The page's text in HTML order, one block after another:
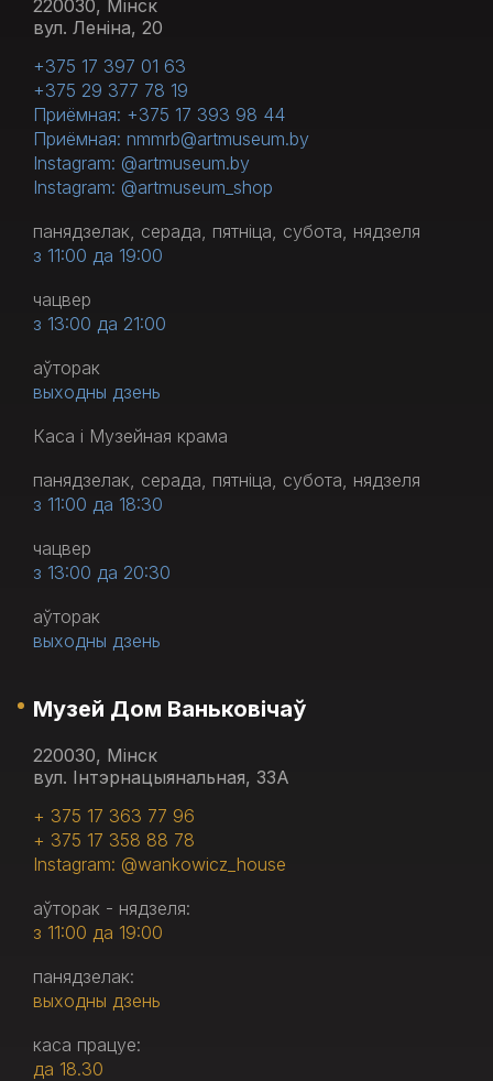
220030, Мінск
вул. Леніна, 20
+375 17 397 01 63
+375 29 377 78 19
Приёмная: +375 17 393 98 44
Приёмная: nmmrb@artmuseum.by
Instagram: @artmuseum.by
Instagram: @artmuseum_shop
панядзелак, серада, пятніца, субота, нядзеля
з 11:00 да 19:00
чацвер
з 13:00 да 21:00
аўторак
выходны дзень
Каса і Музейная крама
панядзелак, серада, пятніца, субота, нядзеля
з 11:00 да 18:30
чацвер
з 13:00 да 20:30
аўторак
выходны дзень
Музей Дом Ваньковічаў
220030, Мінск
вул. Інтэрнацыянальная, 33А
+ 375 17 363 77 96
+ 375 17 358 88 78
Instagram: @wankowicz_house
аўторак - нядзеля:
з 11:00 да 19:00
панядзелак:
выходны дзень
каса працуе:
да 18.30